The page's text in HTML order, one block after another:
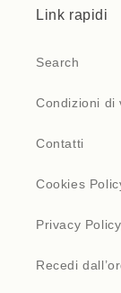
Link rapidi
Search
Condizioni di
Contatti
Cookies
Privacy Policy
Recedi